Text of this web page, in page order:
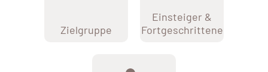
Zielgruppe
Einsteiger &
Fortgeschrittene